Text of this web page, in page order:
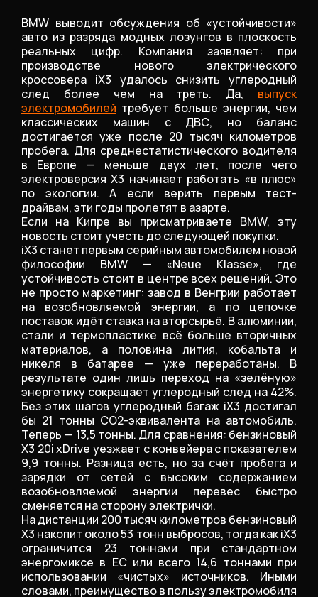
BMW выводит обсуждения об «устойчивости»
авто из разряда модных лозунгов в плоскость
реальных цифр. Компания заявляет: при
производстве нового электрического
кроссовера iX3 удалось снизить углеродный
след более чем на треть. Да, выпуск
электромобилей требует больше энергии, чем
классических машин с ДВС, но баланс
достигается уже после 20 тысяч километров
пробега. Для среднестатистического водителя
в Европе — меньше двух лет, после чего
электроверсия X3 начинает работать «в плюс»
по экологии. А если верить первым тест-
драйвам, эти годы пролетят в азарте.
Если на Кипре вы присматриваете BMW, эту
новость стоит учесть до следующей покупки.
iX3 станет первым серийным автомобилем новой
философии BMW — «Neue Klasse», где
устойчивость стоит в центре всех решений. Это
не просто маркетинг: завод в Венгрии работает
на возобновляемой энергии, а по цепочке
поставок идёт ставка на вторсырьё. В алюминии,
стали и термопластике всё больше вторичных
материалов, а половина лития, кобальта и
никеля в батарее — уже переработаны. В
результате один лишь переход на «зелёную»
энергетику сокращает углеродный след на 42%.
Без этих шагов углеродный багаж iX3 достигал
бы 21 тонны СО2-эквивалента на автомобиль.
Теперь — 13,5 тонны. Для сравнения: бензиновый
X3 20i xDrive уезжает с конвейера с показателем
9,9 тонны. Разница есть, но за счёт пробега и
зарядки от сетей с высоким содержанием
возобновляемой энергии перевес быстро
сменяется на сторону электрички.
На дистанции 200 тысяч километров бензиновый
X3 накопит около 53 тонн выбросов, тогда как iX3
ограничится 23 тоннами при стандартном
энергомиксе в ЕС или всего 14,6 тоннами при
использовании «чистых» источников. Иными
словами, преимущество в пользу электромобиля